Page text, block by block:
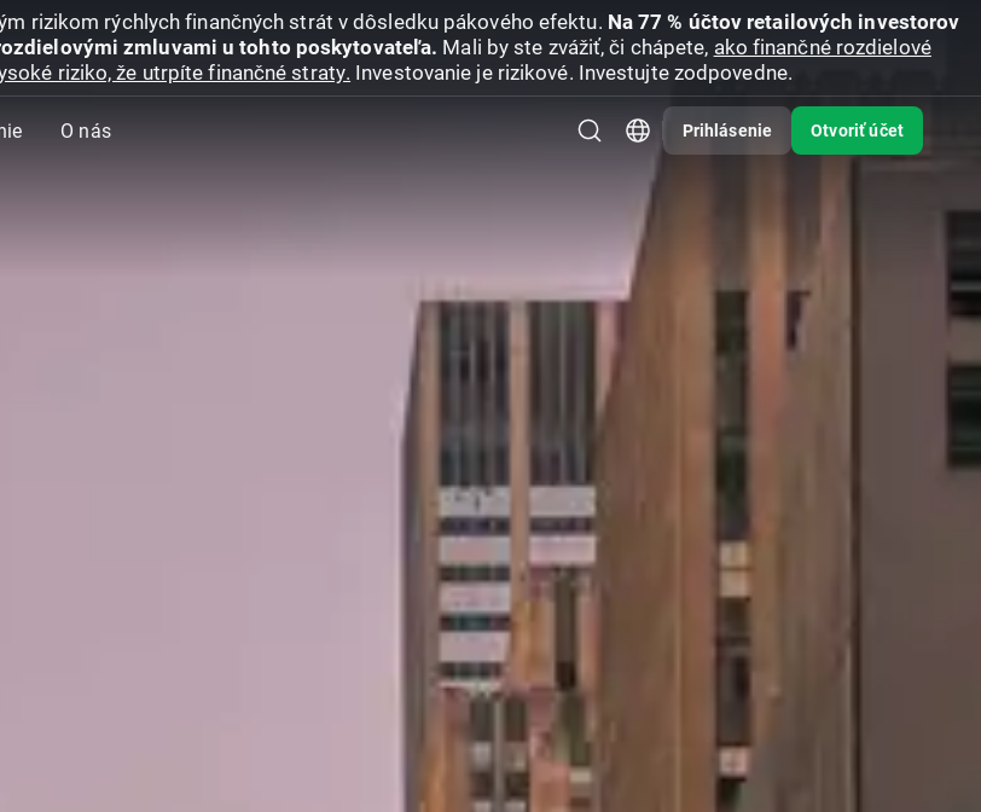
rizikom rýchlych finančných strát v dôsledku pákového efektu. Na 77 % účtov retailových investorov
zmluvami u tohto poskytovateľa. Mali by ste zvážiť, či chápete, ako finančné rozdielové
riziko, že utrpíte finančné straty. Investovanie je rizikové. Investujte zodpovedne.
O nás Prihlásenie Otvoriť účet